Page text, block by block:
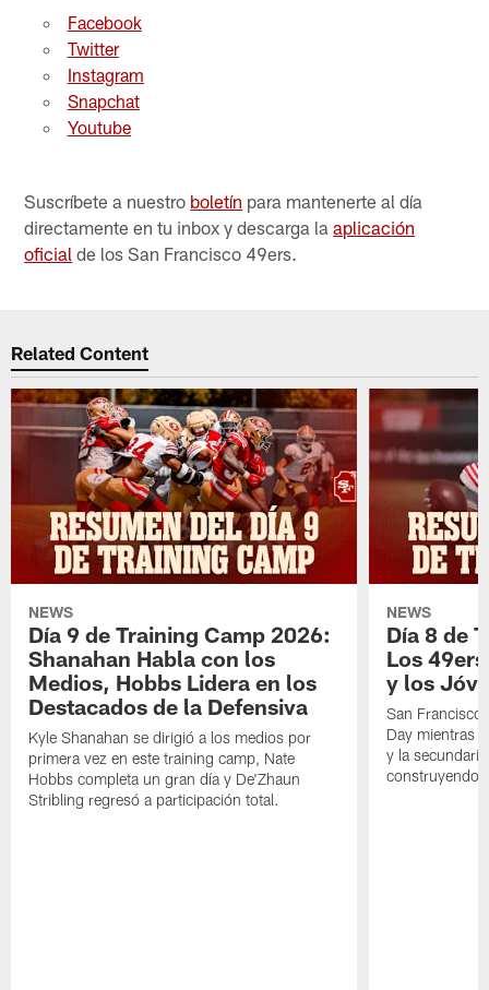
Facebook
Twitter
Instagram
Snapchat
Youtube
Suscríbete a nuestro boletín para mantenerte al día
directamente en tu inbox y descarga laaplicación
oficial de los San Francisco 49ers.
Related Content
NEWS
Día 9 de Training Camp 2026:
Shanahan Habla con los
Medios, Hobbs Lidera en los
Destacados de la Defensiva
Kyle Shanahan se dirigió a los medios por
primera vez en este training camp, Nate
Hobbs completa un gran día y De'Zhaun
Stribling regresó a participación total.
NEWS
Día 8 de
Los
y los
San
Day mientras
y la
construyendo